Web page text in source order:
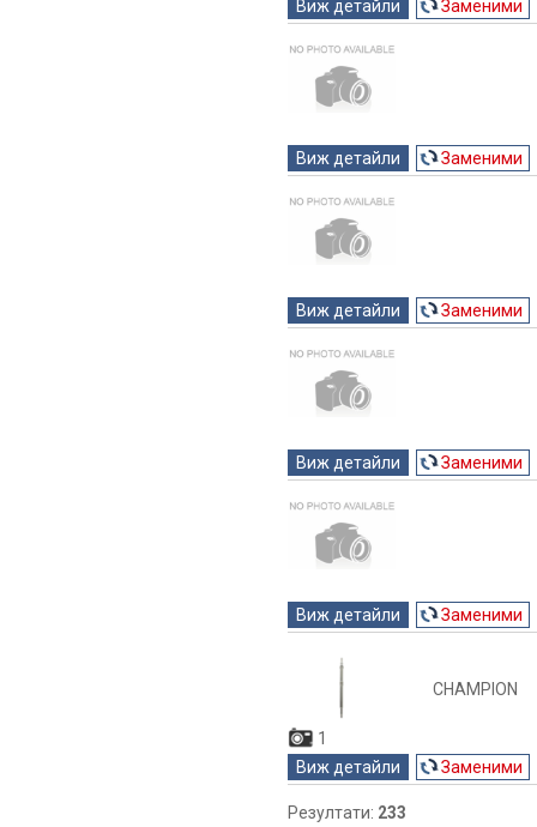
Виж детайли Заменими
Виж детайли Заменими
Виж детайли Заменими
Виж детайли Заменими
Виж детайли Заменими
1
CHAMPION
Виж детайли Заменими
Резултати: 233